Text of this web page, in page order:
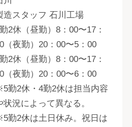
造スタッフ 石川工場
2休（昼勤）8：00〜17：
（夜勤）20：00〜5：00
2休（昼勤）8：00〜17：
（夜勤）20：00〜6：00
勤2休・4勤2休は担当内容
状況によって異なる。
勤2休は土日休み。祝日は